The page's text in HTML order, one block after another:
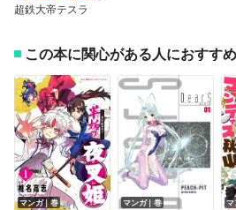
超鉄大帝テスラ
この本に関心がある人におすす
マンガ｜巻 マンガ｜巻 マ